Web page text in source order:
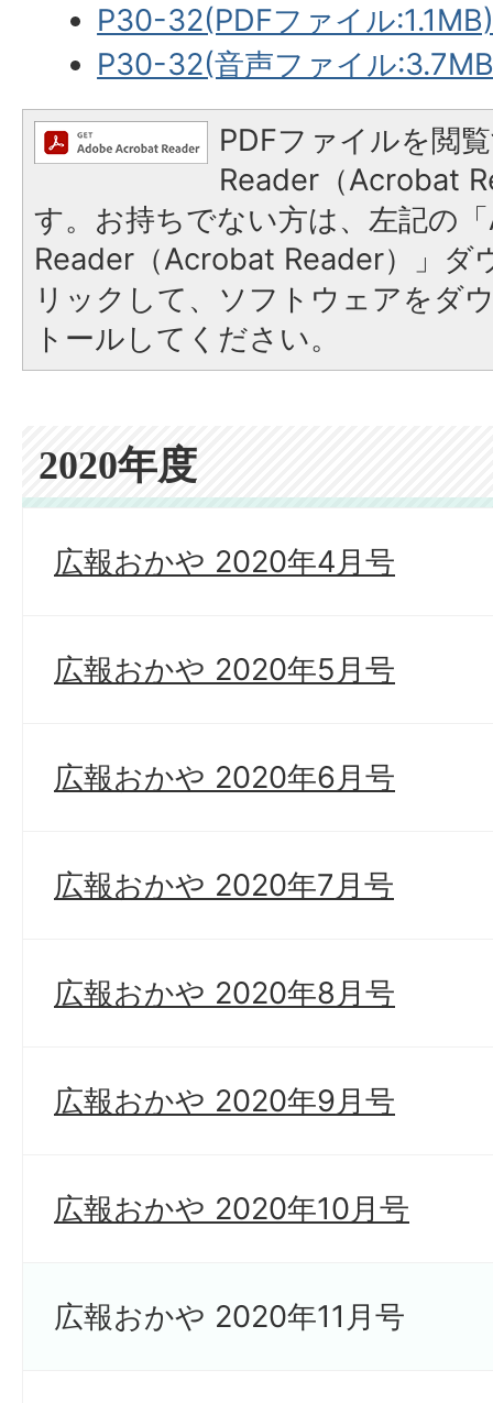
P30-32(PDFファイル
P30-32(音声ファイル
PDFファイルを閲
Reader（Acrobat
す。お持ちでない方は、左記の
Reader（Acrobat Reader）」ダ
リックして、ソフトウェアをダ
トールしてください。
2020年度
広報おかや 2020年4月号
広報おかや 2020年5月号
広報おかや 2020年6月号
広報おかや 2020年7月号
広報おかや 2020年8月号
広報おかや 2020年9月号
広報おかや 2020年10月号
広報おかや 2020年11月号